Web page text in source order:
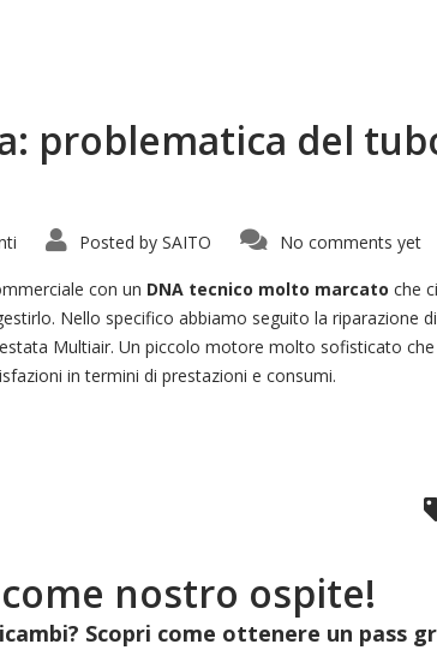
problematica del
Posted by SAITO No comments yet
con un DNA tecnico molto marcato che
Nello specifico abbiamo seguito la riparazione
Multiair. Un piccolo motore molto sofisticato
in termini di prestazioni e consumi.
nostro ospite!
Scopri come ottenere un